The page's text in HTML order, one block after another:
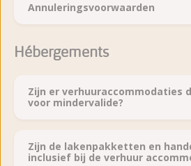
Annuleringsvoorwaarden
Hébergements
Zijn er verhuuraccommodaties
voor mindervalide?
Zijn de lakenpakketten en
inclusief bij de verhuur